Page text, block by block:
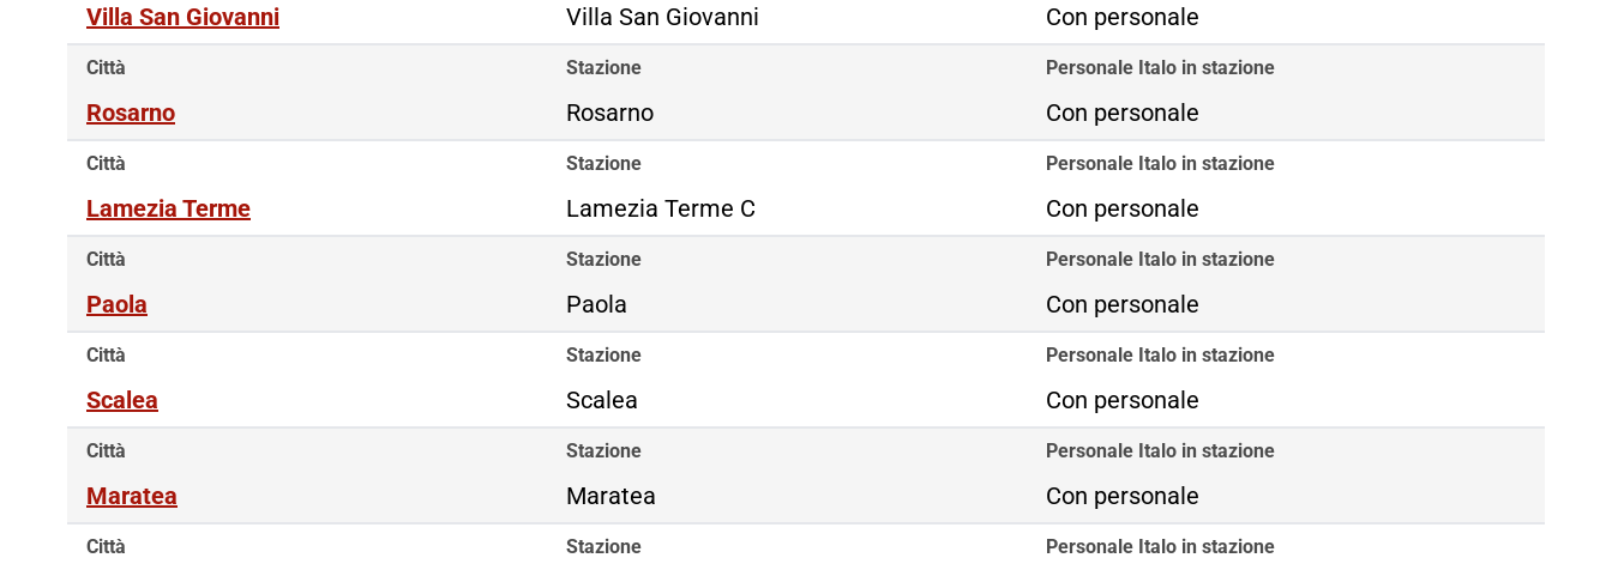
Villa San Giovanni Villa San Giovanni Con personale
Città
Rosarno
Stazione
Rosarno
Personale Italo in stazione
Con personale
Città
Lamezia Terme
Stazione
Lamezia Terme C
Personale Italo in stazione
Con personale
Città
Paola
Stazione
Paola
Personale Italo in stazione
Con personale
Città
Scalea
Stazione
Scalea
Personale Italo in stazione
Con personale
Città
Maratea
Stazione
Maratea
Personale Italo in stazione
Con personale
Città Stazione Personale Italo in stazione